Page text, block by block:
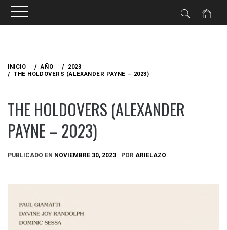
contenido
INICIO AÑO
2023
THE HOLDOVERS (ALEXANDER PAYNE – 2023)
THE HOLDOVERS (ALEXANDER
PAYNE – 2023)
PUBLICADO EN NOVIEMBRE 30, 2023 POR ARIELAZO